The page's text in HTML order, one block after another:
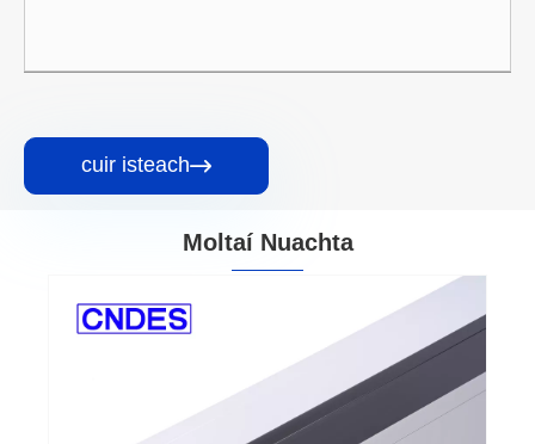
cuir isteach
Moltaí Nuachta